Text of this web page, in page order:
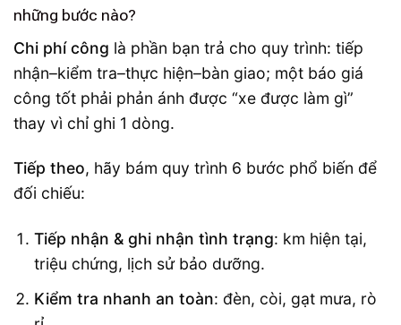
những bước nào?
Chi phí công là phần bạn trả cho quy trình: tiếp
nhận–kiểm tra–thực hiện–bàn giao; một báo giá
công tốt phải phản ánh được “xe được làm gì”
thay vì chỉ ghi 1 dòng.
Tiếp theo, hãy bám quy trình 6 bước phổ biến để
đối chiếu:
Tiếp nhận & ghi nhận tình trạng: km hiện tại,
triệu chứng, lịch sử bảo dưỡng.
Kiểm tra nhanh an toàn: đèn, còi, gạt mưa, rò